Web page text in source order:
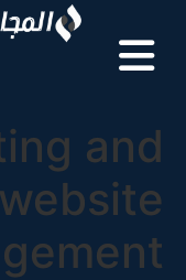
and
website